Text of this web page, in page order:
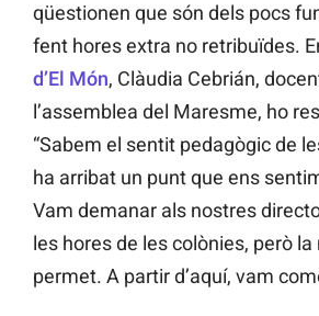
qüestionen que són dels pocs
fent hores extra no retribuïdes.
d’El Món, Clàudia Cebrián,
l’assemblea del Maresme, ho
“Sabem el sentit pedagògic de
ha arribat un punt que ens
Vam demanar als nostres
les hores de les colònies, però
permet. A partir d’aquí, vam